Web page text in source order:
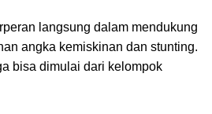
langsung dalam mendukung
angka kemiskinan dan stunting.
bisa dimulai dari kelompok